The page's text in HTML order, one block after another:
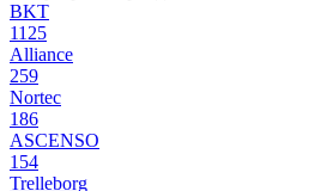
BKT
1125
Alliance
259
Nortec
186
ASCENSO
154
Trelleborg